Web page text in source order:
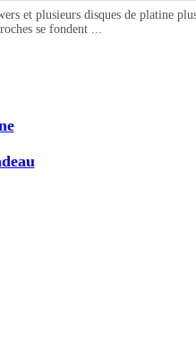
plusieurs disques de platine
se fondent ...